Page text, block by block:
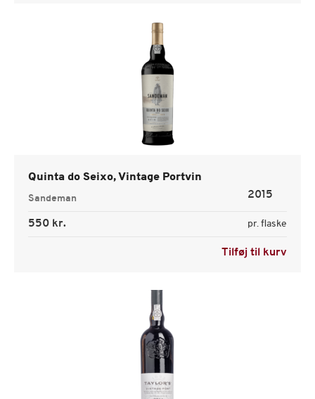
Quinta do Seixo, Vintage Portvin
Sandeman 2015
550 kr. pr. flaske
Tilføj til kurv